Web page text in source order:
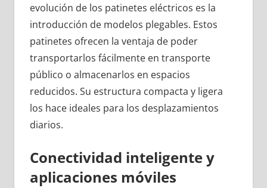
evolución de los patinetes eléctricos es la
introducción de modelos plegables. Estos
patinetes ofrecen la ventaja de poder
transportarlos fácilmente en transporte
público o almacenarlos en espacios
reducidos. Su estructura compacta y ligera
los hace ideales para los desplazamientos
diarios.
Conectividad inteligente y
aplicaciones móviles